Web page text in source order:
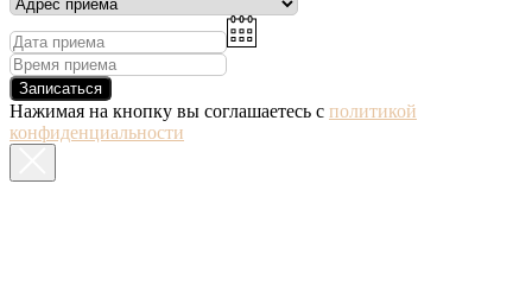
Записаться
Нажимая на кнопку вы соглашаетесь с политикой
конфиденциальности